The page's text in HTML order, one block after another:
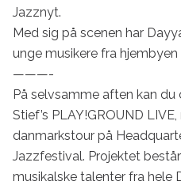
Jazznyt.
Med sig på scenen har
unge musikere fra hjembyen
———-
På selvsamme aften kan
Stief’s PLAY!GROUND
danmarkstour på
Jazzfestival. Projektet
musikalske talenter fra hele